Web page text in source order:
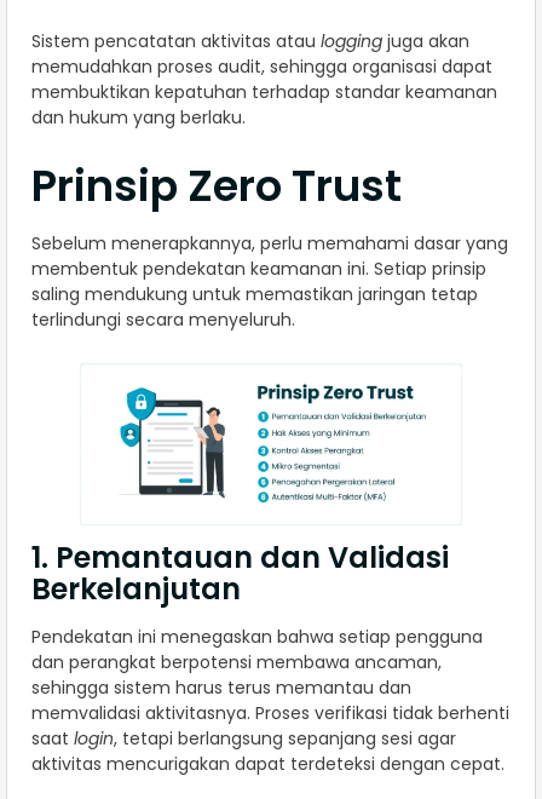
Sistem pencatatan aktivitas atau logging juga akan
memudahkan proses audit, sehingga organisasi dapat
membuktikan kepatuhan terhadap standar keamanan
dan hukum yang berlaku.
Prinsip Zero Trust
Sebelum menerapkannya, perlu memahami dasar yang
membentuk pendekatan keamanan ini. Setiap prinsip
saling mendukung untuk memastikan jaringan tetap
terlindungi secara menyeluruh.
1. Pemantauan dan Validasi
Berkelanjutan
Pendekatan ini menegaskan bahwa setiap pengguna
dan perangkat berpotensi membawa ancaman,
sehingga sistem harus terus memantau dan
memvalidasi aktivitasnya. Proses verifikasi tidak berhenti
saat login, tetapi berlangsung sepanjang sesi agar
aktivitas mencurigakan dapat terdeteksi dengan cepat.